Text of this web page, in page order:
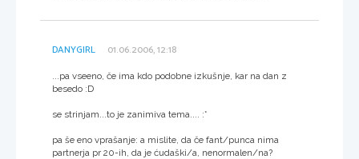
DANYGIRL 01.06.2006, 12:18
...pa vseeno, če ima kdo podobne izkušnje, kar na dan z
besedo :D
se strinjam...to je zanimiva tema.... :*
pa še eno vprašanje: a mislite, da če fant/punca nima
partnerja pr 20-ih, da je ćudaški/a, nenormalen/na?